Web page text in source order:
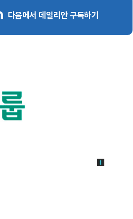
다음에서 데일리안 구독하기